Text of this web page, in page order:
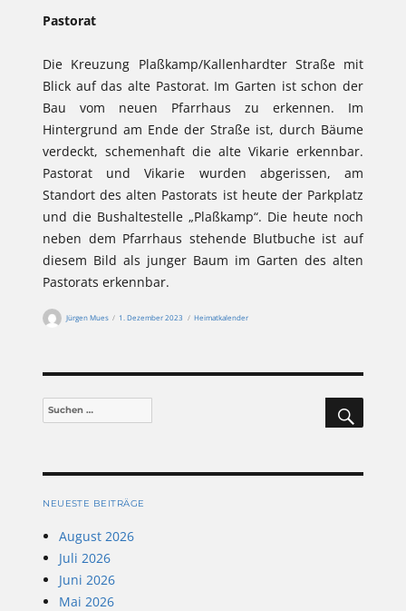
Pastorat
Die Kreuzung Plaßkamp/Kallenhardter Straße mit
Blick auf das alte Pastorat. Im Garten ist schon der
Bau vom neuen Pfarrhaus zu erkennen. Im
Hintergrund am Ende der Straße ist, durch Bäume
verdeckt, schemenhaft die alte Vikarie erkennbar.
Pastorat und Vikarie wurden abgerissen, am
Standort des alten Pastorats ist heute der Parkplatz
und die Bushaltestelle „Plaßkamp“. Die heute noch
neben dem Pfarrhaus stehende Blutbuche ist auf
diesem Bild als junger Baum im Garten des alten
Pastorats erkennbar.
Autor
Jürgen Mues
Veröffentlicht
1. Dezember 2023 Kategorien
Heimatkalender
Suchen
nach:
SUCHEN
NEUESTE BEITRÄGE
August 2026
Juli 2026
Juni 2026
Mai 2026